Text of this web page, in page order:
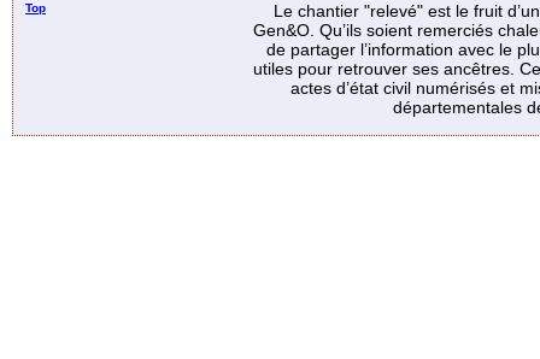
Top
Le chantier "relevé" est le fruit
Gen&O. Qu’ils soient remerciés
de partager l’information avec le
utiles pour retrouver ses ancêtres.
actes d’état civil numérisés et
départementales